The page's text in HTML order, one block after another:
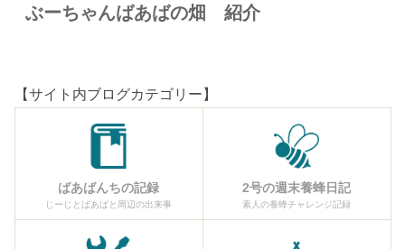
ぶーちゃんばあばの畑 紹介
【サイト内ブログカテゴリー】
ばあばんちの記録
じーじとばあばと周辺の出来事
2号の週末養蜂日記
素人の養蜂チャレンジ記録